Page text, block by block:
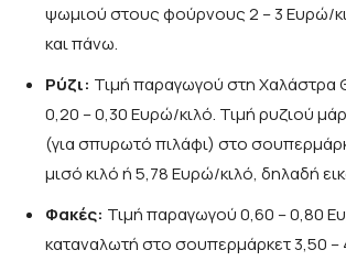
ψωμιού στους φούρνους 2 – 3 Ευρώ/
και πάνω.
Ρύζι: Τιμή παραγωγού στη Χαλάστρα
0,20 – 0,30 Ευρώ/κιλό. Τιμή ρυζιού
(για σπυρωτό πιλάφι) στο
μισό κιλό ή 5,78 Ευρώ/κιλό, δηλαδή
Φακές: Τιμή παραγωγού 0,60 – 0,80
καταναλωτή στο σουπερμάρκετ 3,50 –